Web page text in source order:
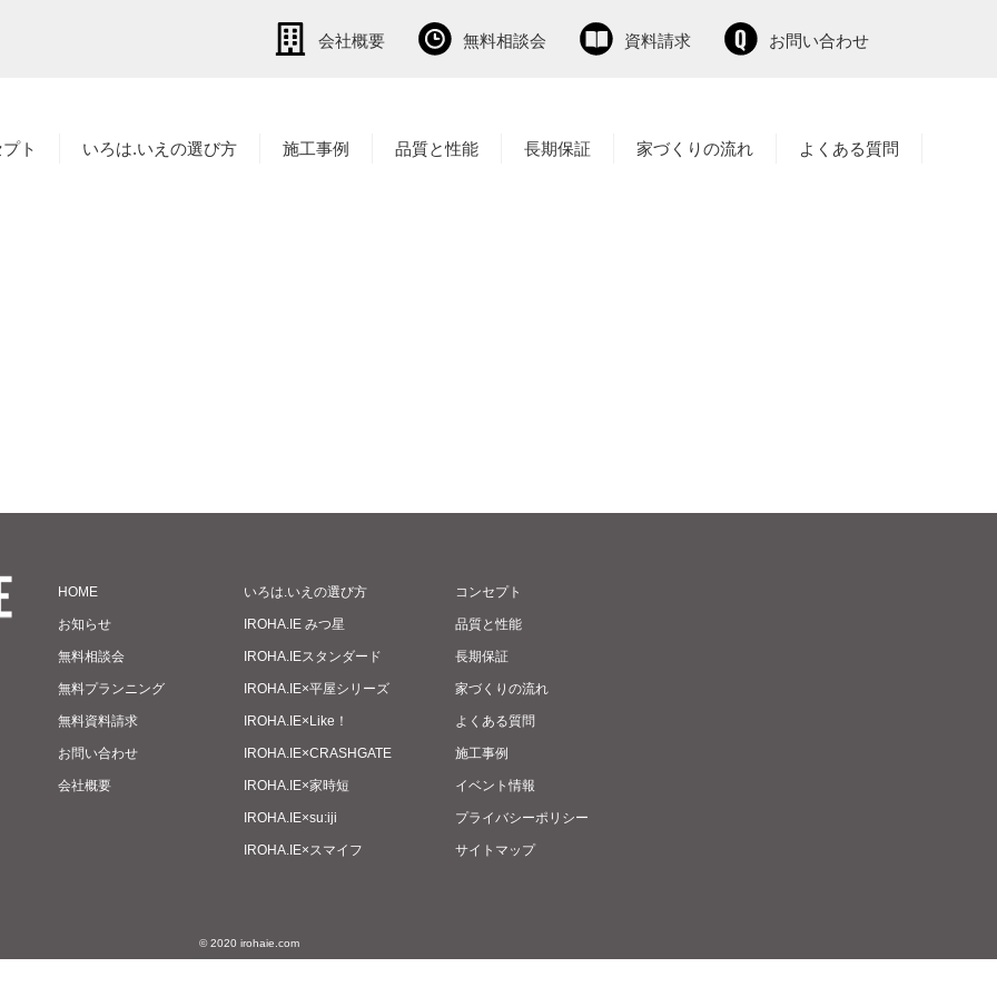
会社概要 無料相談会 資料請求 お問い合わせ
ト いろは.いえの選び方 施工事例 品質と性能 長期保証 家づくりの流れ よくある質問
HOME
お知らせ
無料相談会
無料プランニング
無料資料請求
お問い合わせ
会社概要
いろは.いえの選び方
IROHA.IE みつ星
IROHA.IEスタンダード
IROHA.IE×平屋シリーズ
IROHA.IE×Like！
IROHA.IE×CRASHGATE
IROHA.IE×家時短
IROHA.IE×su:iji
IROHA.IE×スマイフ
コンセプト
品質と性能
長期保証
家づくりの流れ
よくある質問
施工事例
イベント情報
プライバシーポリシー
サイトマップ
© 2020 irohaie.com